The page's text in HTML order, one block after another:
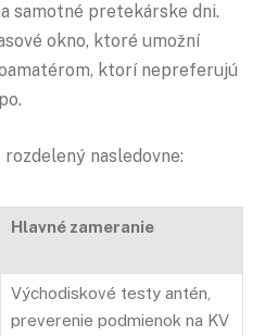
samotné pretekárske dni.
okno, ktoré umožní
ktorí nepreferujú
nasledovne:
Hlavné zameranie
Východiskové testy antén,
preverenie podmienok na KV